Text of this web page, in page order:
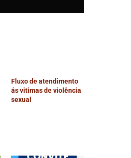
Fluxo de atendimento
ás vitimas de violência
sexual